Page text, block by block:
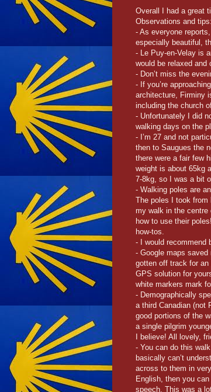
Overall I had a great
Observations and tips:
- As everyone
especially beautiful,
- Le Puy-en-Velay is
would be relaxed and
- Don’t miss the
- If you’re
architecture, Firminy
including the church
- Unfortunately I did
walking days on the
- I’m 27 and not
then to Saugues the
there were a fair few
weight is about 65kg
7-8kg, so I was a bit
- Walking poles are
The poles I took from
my walk in the centre
how to use their
how-tos.
- I would recommend
- Google maps
gotten off track for an
GPS solution for
white markers mark
- Demographically
a third Canadian (not
good portions of the
a single pilgrim
I believe! All lovely,
- You can do this
basically can’t
across to them in
English, then you
speech. This was a